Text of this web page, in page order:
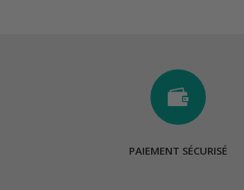

PAIEMENT SÉCURISÉ